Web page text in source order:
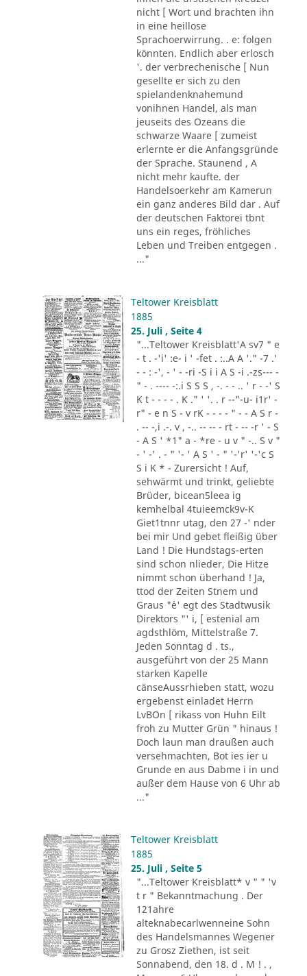
nicht [ Wort und brachten ihn
in eine heillose
Sprachoerwirrung. . e: folgen
könnten. Endlich aber erlosch
'. der verbrechenische [ Nun
gesellte er sich zu den
spielandenknahemund
vonihnen Handel, als man
jeuseits des Ozeans die
schwarze Waare [ zumeist
erlernte er die Anfangsgründe
der Sprache. Staunend , A
nicht mehr kaufte. der
Handelsoerkehr am Kamerun
ein ganz anderes Bild dar . Auf
der deutschen Faktorei tbnt
uns ein reges, fröhliches
Leben und Treiben entgegen .
..."
Teltower Kreisblatt
1885
25. Juli , Seite 4
"...Teltower Kreisblatt'A sv7 " e
- t . -'i' :e- i ' -fet . :..A A '." -7 .'
- - : -', - ' - -ri -S i i A S -i .-zs--- -
" - . ---- -:.i S S S , -. - - .. ' r - -' S
K t - - - - . K ." ' '. . r --"-u- i1r' -
r" - e n S - v rK - - - - " - - A S r -
. -- -,i .-. v , -.. -- -- - rt - -- -r ' - S
- A S ' *1" a - *re - u v " -.. S v "
- ' -' . - " '- ' A S ' - " '-'r' '-'c S
S i K * - Zurersicht ! Auf,
sehwärmt und trinkt, geliebte
Brüder, bicean5leea ig
kemhelbal 4tuieemck9v-K
Giet1tnnr utag, den 27 -' nder
bei mir Und gebet fleißig über
Land ! Die Hundstags-erten
sind schon nlieder, Die Hitze
nimmt schon überhand ! Ja,
ttod der Zeiten Stnem und
Graus "´e' egt des Stadtwusik
Direktors "' i, [ estenial am
agdsthlöm, Mittelstraße 7.
Jeden Sonntag d . ts.,
ausgeführt von der 25 Mann
starken Kapelle
cänseAussrhieben statt, wozu
ergebenst einladet Herrn
LvBOn [ rikass von Huhn Eilt
froh zu Mutter Grün " hinaus !
Doch laun man draußen auch
versehmachten, Bot ies ier u
Grunde en aus Dabme i in und
außer dem Hause von 6 Uhr ab
..."
Teltower Kreisblatt
1885
25. Juli , Seite 5
"...Teltower Kreisblatt* v " " 'v
t r " Bekanntmachung . Der
121ahre
alteknabecarlwenneine Sohn
des Handelsmannes Wegener
zu Grosz Ziethen, ist seit
Sonnabend, den 18. d . M ! . ,